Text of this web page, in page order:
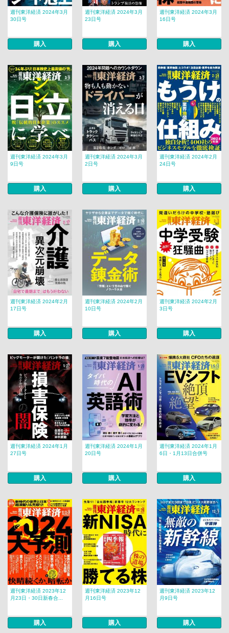
週刊東洋経済 2024年3月
30日号
購入
週刊東洋経済 2024年3月
23日号
購入
週刊東洋経済 2024年3月
16日号
購入
週刊東洋経済 2024年3月
9日号
購入
週刊東洋経済 2024年3月
2日号
購入
週刊東洋経済 2024年2月
24日号
購入
週刊東洋経済 2024年2月
17日号
購入
週刊東洋経済 2024年2月
10日号
購入
週刊東洋経済 2024年2月
3日号
購入
週刊東洋経済 2024年1月
27日号
購入
週刊東洋経済 2024年1月
20日号
購入
週刊東洋経済 2024年1月
6日・1月13日合併号
購入
週刊東洋経済 2023年12
月23日・30日新春合...
購入
週刊東洋経済 2023年12
月16日号
購入
週刊東洋経済 2023年12
月9日号
購入